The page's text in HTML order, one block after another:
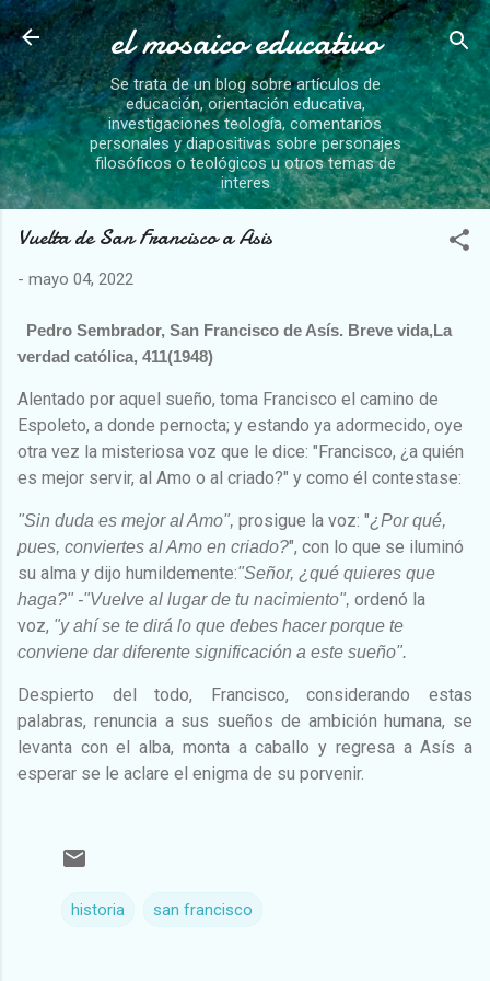
Ir al contenido principal
el mosaico educativo
Se trata de un blog sobre artículos de
educación, orientación educativa,
investigaciones teología, comentarios
personales y diapositivas sobre personajes
filosóficos o teológicos u otros temas de
interes
Vuelta de San Francisco a Asis
- mayo 04, 2022
Pedro Sembrador, San Francisco de Asís. Breve vida,La
verdad católica, 411(1948)
Alentado por aquel sueño, toma Francisco el camino de
Espoleto, a donde pernocta; y estando ya adormecido, oye
otra vez la misteriosa voz que le dice: "Francisco, ¿a quién
es mejor servir, al Amo o al criado?" y como él contestase:
"Sin duda es mejor al Amo", prosigue la voz: "¿Por qué,
pues, conviertes al Amo en criado?", con lo que se iluminó
su alma y dijo humildemente:"Señor, ¿qué quieres que
haga?" -"Vuelve al lugar de tu nacimiento", ordenó la
voz, "y ahí se te dirá lo que debes hacer porque te
conviene dar diferente significación a este sueño".
Despierto del todo, Francisco, considerando estas
palabras, renuncia a sus sueños de ambición humana, se
levanta con el alba, monta a caballo y regresa a Asís a
esperar se le aclare el enigma de su porvenir.
historia san francisco